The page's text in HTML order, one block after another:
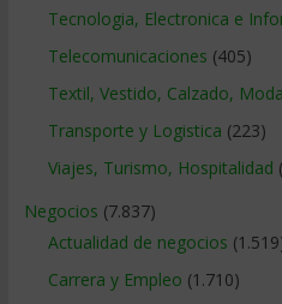
Tecnologia, Electronica e
Telecomunicaciones (405)
Textil, Vestido, Calzado, Moda
Transporte y Logistica (223)
Viajes, Turismo, Hospitalidad
Negocios (7.837)
Actualidad de negocios
Carrera y Empleo (1.710)